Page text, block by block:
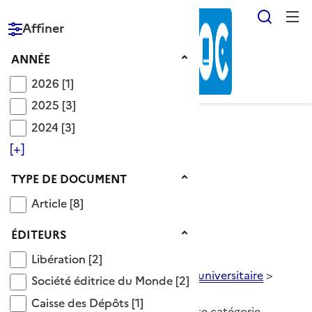
FRANÇAISE
Voir le fil d’Ariane
Affiner
Année
ANNÉE
20262026 [1]
20252025 [3]
20242024 [3]
[+]
Type de document
TYPE DE DOCUMENT
ArticleArticle [8]
Éditeurs
ÉDITEURS
Libération
Libération [2]
Société éditrice du Monde
Société éditrice du Monde [2]
Caisse des Dépôts
Caisse des Dépôts [1]
Catégorie année scolaire
Système éducatif français
organisation de la formation
organisation du rythme scolaire et universitaire>
année scolaire